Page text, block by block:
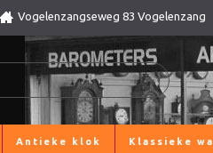
Vogelenzangseweg 83 Vogelenzang
Antieke klok Klassieke